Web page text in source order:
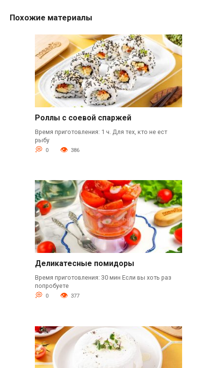
Похожие материалы
Роллы с соевой спаржей
Время приготовления: 1 ч. Для тех, кто не ест
рыбу
0 386
Деликатесные помидоры
Время приготовления: 30 мин Если вы хоть раз
попробуете
0 377